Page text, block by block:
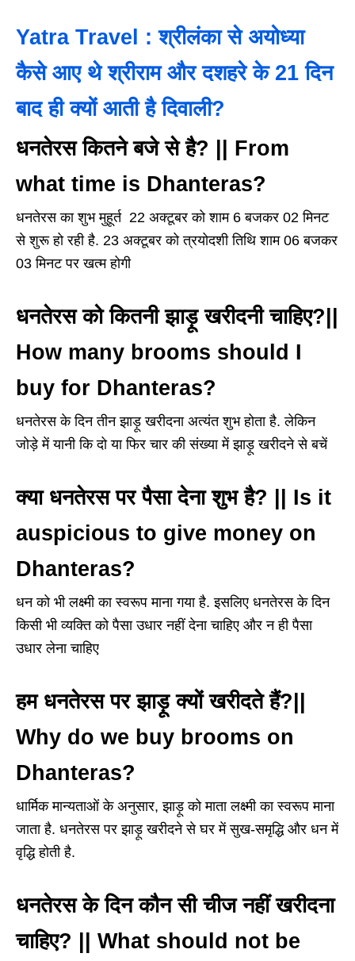
Yatra Travel : श्रीलंका से अयोध्या
कैसे आए थे श्रीराम और दशहरे के 21 दिन
बाद ही क्यों आती है दिवाली?
धनतेरस कितने बजे से है? || From
what time is Dhanteras?
धनतेरस का शुभ मुहूर्त 22 अक्टूबर को शाम 6 बजकर 02 मिनट
से शुरू हो रही है. 23 अक्टूबर को त्रयोदशी तिथि शाम 06 बजकर
03 मिनट पर खत्म होगी
धनतेरस को कितनी झाड़ू खरीदनी चाहिए?||
How many brooms should I
buy for Dhanteras?
धनतेरस के द‍िन तीन झाड़ू खरीदना अत्‍यंत शुभ होता है. लेक‍िन
जोड़े में यानी क‍ि दो या फ‍िर चार की संख्‍या में झाड़ू खरीदने से बचें
क्या धनतेरस पर पैसा देना शुभ है? || Is it
auspicious to give money on
Dhanteras?
धन को भी लक्ष्‍मी का स्‍वरूप माना गया है. इसलिए धनतेरस के दिन
किसी भी व्‍यक्ति को पैसा उधार नहीं देना चाहिए और न ही पैसा
उधार लेना चाहिए
हम धनतेरस पर झाड़ू क्यों खरीदते हैं?||
Why do we buy brooms on
Dhanteras?
धार्मिक मान्यताओं के अनुसार, झाड़ू को माता लक्ष्मी का स्वरूप माना
जाता है. धनतेरस पर झाड़ू खरीदने से घर में सुख-समृद्धि और धन में
वृद्धि होती है.
धनतेरस के दिन कौन सी चीज नहीं खरीदना
चाहिए? || What should not be